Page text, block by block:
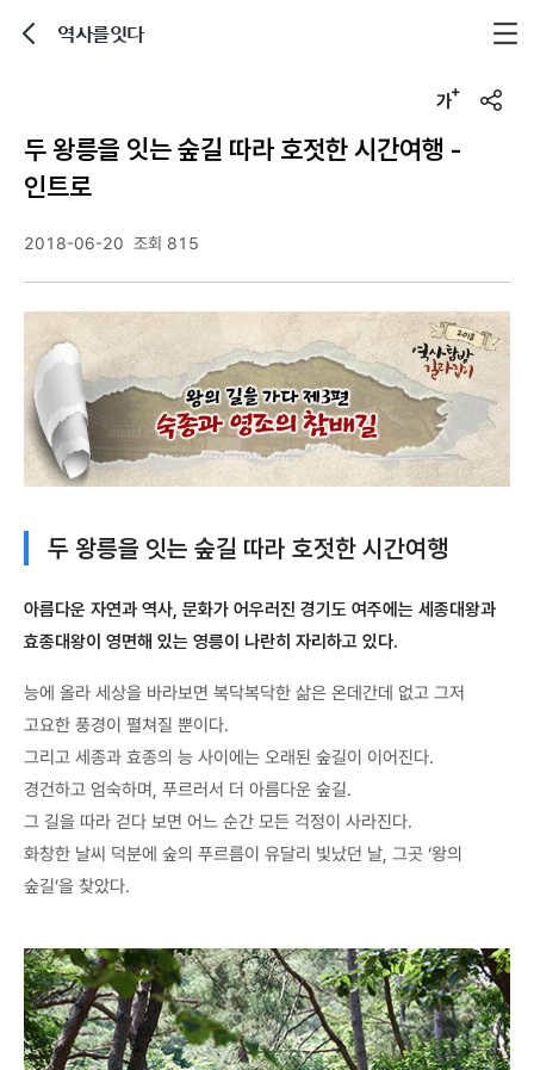
역사를잇다
u
두 왕릉을 잇는 숲길 따라 호젓한 시간여행 -
인트로
2018-06-20 조회 815
두 왕릉을 잇는 숲길 따라 호젓한 시간여행
아름다운 자연과 역사, 문화가 어우러진 경기도 여주에는 세종대왕과
효종대왕이 영면해 있는 영릉이 나란히 자리하고 있다.
능에 올라 세상을 바라보면 복닥복닥한 삶은 온데간데 없고 그저
고요한 풍경이 펼쳐질 뿐이다.
그리고 세종과 효종의 능 사이에는 오래된 숲길이 이어진다.
경건하고 엄숙하며, 푸르러서 더 아름다운 숲길.
그 길을 따라 걷다 보면 어느 순간 모든 걱정이 사라진다.
화창한 날씨 덕분에 숲의 푸르름이 유달리 빛났던 날, 그곳 ‘왕의
숲길’을 찾았다.